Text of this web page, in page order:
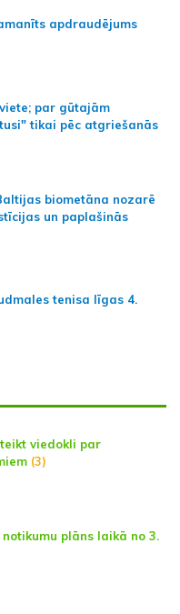
apdraudējums
par gūtajām
tikai pēc atgriešanās
biometāna nozarē
un paplašinās
tenisa līgas 4.
viedokli par
(3)
plāns laikā no 3.